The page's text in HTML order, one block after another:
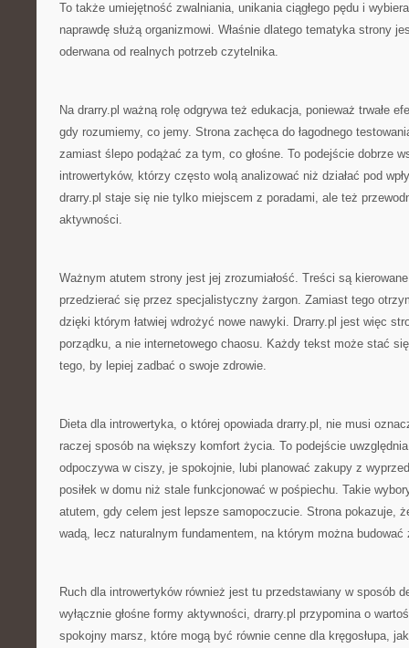
To także umiejętność zwalniania, unikania ciągłego pędu i
naprawdę służą organizmowi. Właśnie dlatego tematyka strony
oderwana od realnych potrzeb czytelnika.
Na drarry.pl ważną rolę odgrywa też edukacja, ponieważ trwałe
gdy rozumiemy, co jemy. Strona zachęca do łagodnego
zamiast ślepo podążać za tym, co głośne. To podejście dobrze
introwertyków, którzy często wolą analizować niż działać pod
drarry.pl staje się nie tylko miejscem z poradami, ale też
aktywności.
Ważnym atutem strony jest jej zrozumiałość. Treści są
przedzierać się przez specjalistyczny żargon. Zamiast tego
dzięki którym łatwiej wdrożyć nowe nawyki. Drarry.pl jest więc
porządku, a nie internetowego chaosu. Każdy tekst może stać
tego, by lepiej zadbać o swoje zdrowie.
Dieta dla introwertyka, o której opowiada drarry.pl, nie musi
raczej sposób na większy komfort życia. To podejście
odpoczywa w ciszy, je spokojnie, lubi planować zakupy z
posiłek w domu niż stale funkcjonować w pośpiechu. Takie
atutem, gdy celem jest lepsze samopoczucie. Strona pokazuje,
wadą, lecz naturalnym fundamentem, na którym można
Ruch dla introwertyków również jest tu przedstawiany w sposób
wyłącznie głośne formy aktywności, drarry.pl przypomina o
spokojny marsz, które mogą być równie cenne dla kręgosłupa,